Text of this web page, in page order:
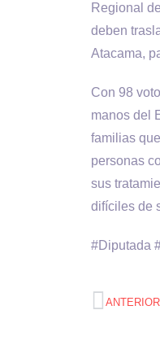
Regional
deben
Atacama,
Con 98
manos del
familias
personas
sus
difíciles de
#Diputada
ANTERIOR